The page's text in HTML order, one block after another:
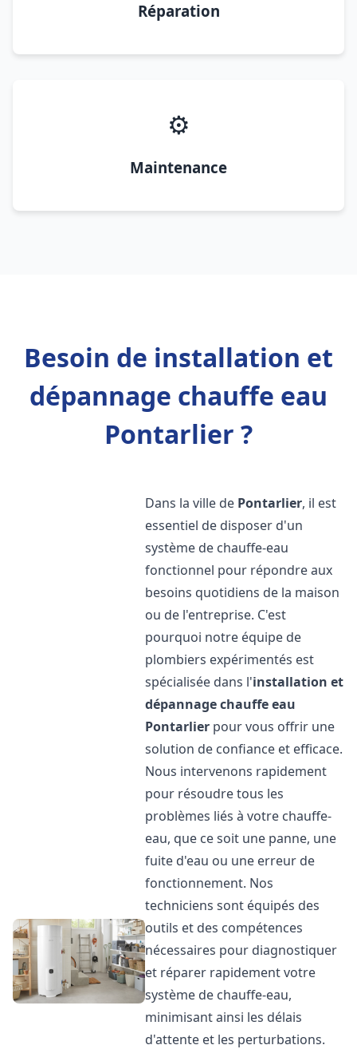
Réparation
⚙️
Maintenance
Besoin de installation et
dépannage chauffe eau
Pontarlier ?
Dans la ville de Pontarlier, il est
essentiel de disposer d'un
système de chauffe-eau
fonctionnel pour répondre aux
besoins quotidiens de la maison
ou de l'entreprise. C'est
pourquoi notre équipe de
plombiers expérimentés est
spécialisée dans l'installation et
dépannage chauffe eau
Pontarlier pour vous offrir une
solution de confiance et efficace.
Nous intervenons rapidement
pour résoudre tous les
problèmes liés à votre chauffe-
eau, que ce soit une panne, une
fuite d'eau ou une erreur de
fonctionnement. Nos
techniciens sont équipés des
outils et des compétences
nécessaires pour diagnostiquer
et réparer rapidement votre
système de chauffe-eau,
minimisant ainsi les délais
d'attente et les perturbations.